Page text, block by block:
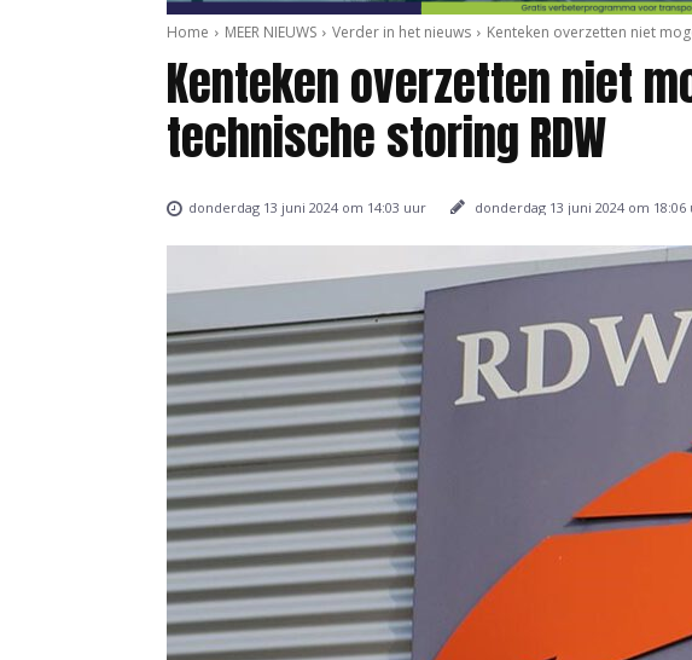
Home MEER NIEUWS Verder in het nieuws Kenteken overzetten niet
Kenteken overzetten niet
technische storing RDW
donderdag 13 juni 2024 om 14:03 uur donderdag 13 juni 2024 om 18:06